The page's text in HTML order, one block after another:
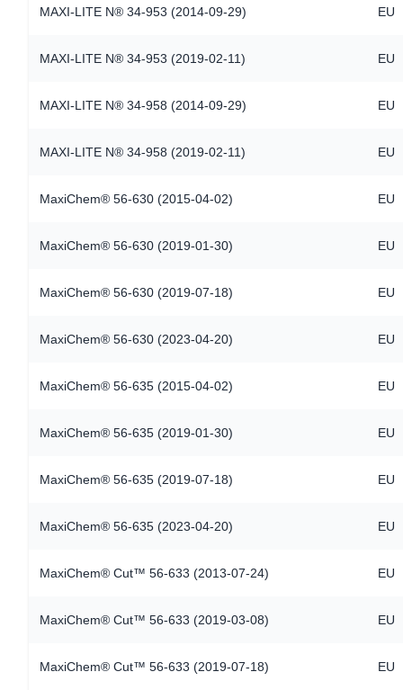
MAXI-LITE N® 34-953 (2014-09-29) EU
MAXI-LITE N® 34-953 (2019-02-11) EU
MAXI-LITE N® 34-958 (2014-09-29) EU
MAXI-LITE N® 34-958 (2019-02-11) EU
MaxiChem® 56-630 (2015-04-02) EU
MaxiChem® 56-630 (2019-01-30) EU
MaxiChem® 56-630 (2019-07-18) EU
MaxiChem® 56-630 (2023-04-20) EU
MaxiChem® 56-635 (2015-04-02) EU
MaxiChem® 56-635 (2019-01-30) EU
MaxiChem® 56-635 (2019-07-18) EU
MaxiChem® 56-635 (2023-04-20) EU
MaxiChem® Cut™ 56-633 (2013-07-24) EU
MaxiChem® Cut™ 56-633 (2019-03-08) EU
MaxiChem® Cut™ 56-633 (2019-07-18) EU